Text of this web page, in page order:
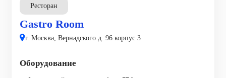
Ресторан
Gastro Room
г. Москва, Вернадского д. 96 корпус 3
Оборудование